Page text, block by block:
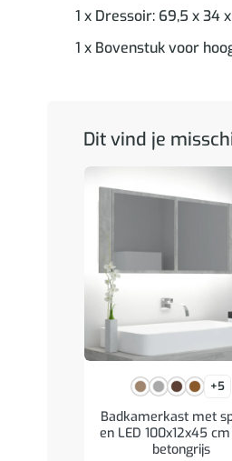
1 x Dressoir: 69,5 x 34
1 x Bovenstuk voor
Dit vind je
+5
Badkamerkast met
en LED 100x12x45
betongrijs